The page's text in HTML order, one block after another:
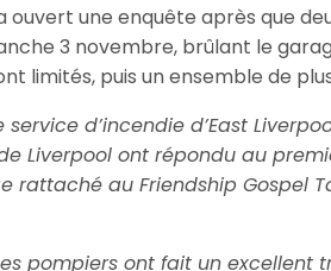
ouvert une enquête après que
3 novembre, brûlant le
limités, puis un ensemble de
service d’incendie d’East
Liverpool ont répondu au
rattaché au Friendship Gospel
pompiers ont fait un excellent